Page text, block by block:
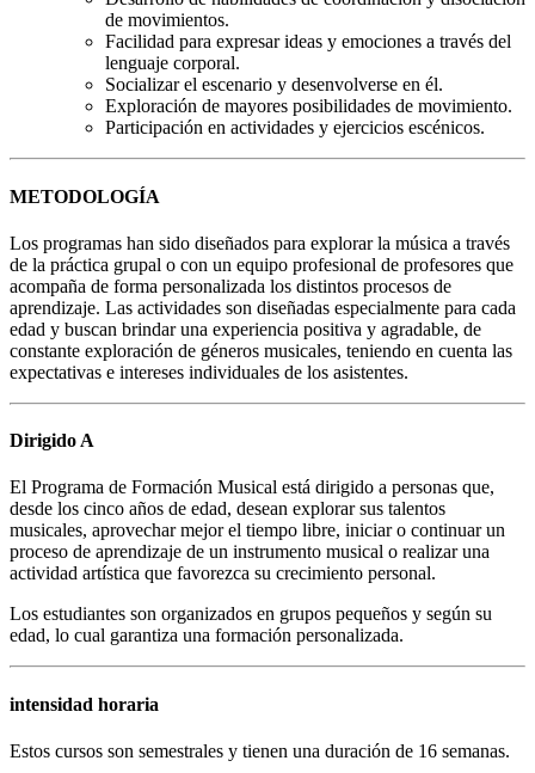
de movimientos.
Facilidad para expresar ideas y emociones a través del
lenguaje corporal.
Socializar el escenario y desenvolverse en él.
Exploración de mayores posibilidades de movimiento.
Participación en actividades y ejercicios escénicos.
METODOLOGÍA
Los programas han sido diseñados para explorar la música a través
de la práctica grupal o con un equipo profesional de profesores que
acompaña de forma personalizada los distintos procesos de
aprendizaje. Las actividades son diseñadas especialmente para cada
edad y buscan brindar una experiencia positiva y agradable, de
constante exploración de géneros musicales, teniendo en cuenta las
expectativas e intereses individuales de los asistentes.
Dirigido A
El Programa de Formación Musical está dirigido a personas que,
desde los cinco años de edad, desean explorar sus talentos
musicales, aprovechar mejor el tiempo libre, iniciar o continuar un
proceso de aprendizaje de un instrumento musical o realizar una
actividad artística que favorezca su crecimiento personal.
Los estudiantes son organizados en grupos pequeños y según su
edad, lo cual garantiza una formación personalizada.
intensidad horaria
Estos cursos son semestrales y tienen una duración de 16 semanas.